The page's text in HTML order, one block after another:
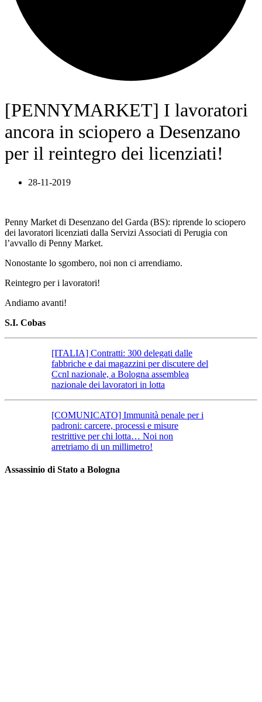
[PENNYMARKET] I lavoratori
ancora in sciopero a Desenzano
per il reintegro dei licenziati!
28-11-2019
Penny Market di Desenzano del Garda (BS): riprende lo sciopero
dei lavoratori licenziati dalla Servizi Associati di Perugia con
l’avvallo di Penny Market.
Nonostante lo sgombero, noi non ci arrendiamo.
Reintegro per i lavoratori!
Andiamo avanti!
S.I. Cobas
[ITALIA] Contratti: 300 delegati dalle
fabbriche e dai magazzini per discutere del
Ccnl nazionale, a Bologna assemblea
nazionale dei lavoratori in lotta
[COMUNICATO] Immunità penale per i
padroni: carcere, processi e misure
restrittive per chi lotta… Noi non
arretriamo di un millimetro!
Assassinio di Stato a Bologna